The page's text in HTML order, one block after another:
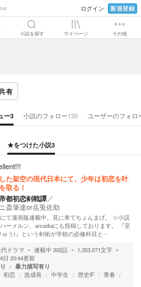
ログイン 新規登録
小説を探す マイページ その他
有
ー3 小説のフォロー130 ユーザーのフォロ
★をつけた小説3
た架空の現代日本にて、少年は初恋を叶
取る！
都初恋剣戟譚／
斎筆達or岳兎佐助
て漫画版連載中。見に来てちょんまげ。 ☆小説
ーメルン、arcadiaにも投稿しております。 『至
ゅう)』という剣術が学校の必修科目と…
ドラマ 連載中 302話 1,353,071文字
日 20:44更新
暴力描写有り
初恋 急成長 中学生 歴史IF
青春